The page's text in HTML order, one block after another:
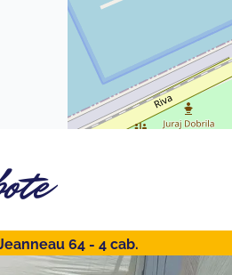
64 - 4 cab.